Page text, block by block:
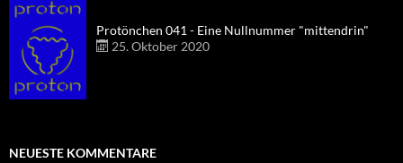
Protönchen 041 - Eine Nullnummer "mittendrin"
25. Oktober 2020
NEUESTE KOMMENTARE